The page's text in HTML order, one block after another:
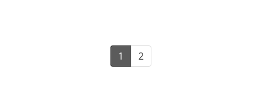
1 2